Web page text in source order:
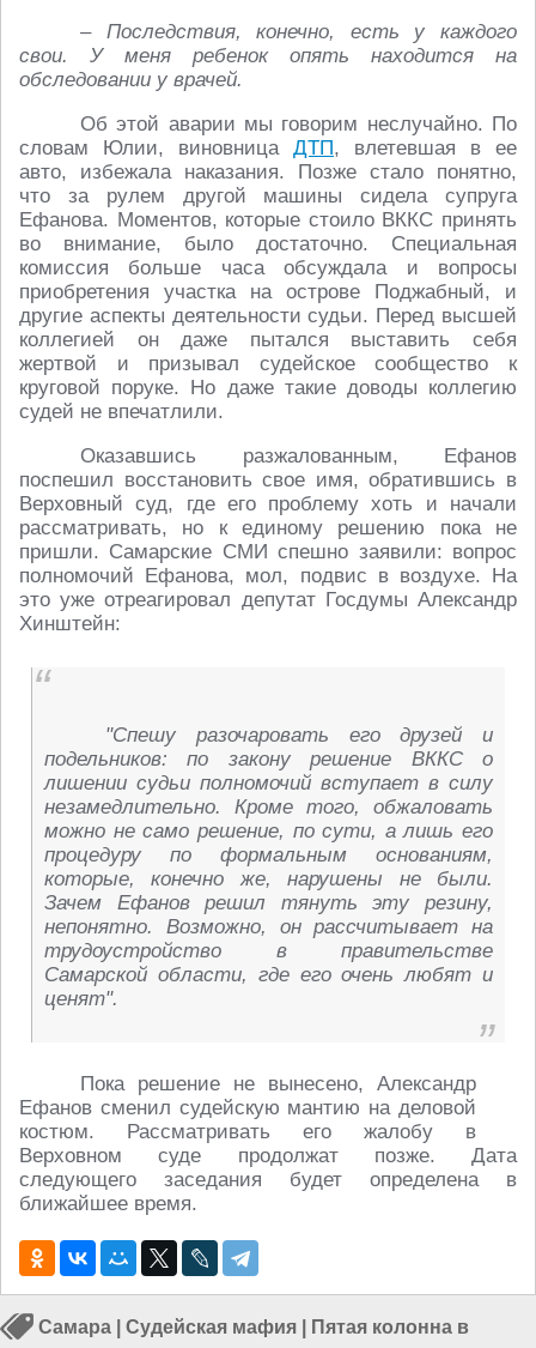
– Последствия, конечно, есть у каждого
свои. У меня ребенок опять находится на
обследовании у врачей.
Об этой аварии мы говорим неслучайно. По
словам Юлии, виновница ДТП, влетевшая в ее
авто, избежала наказания. Позже стало понятно,
что за рулем другой машины сидела супруга
Ефанова. Моментов, которые стоило ВККС принять
во внимание, было достаточно. Специальная
комиссия больше часа обсуждала и вопросы
приобретения участка на острове Поджабный, и
другие аспекты деятельности судьи. Перед высшей
коллегией он даже пытался выставить себя
жертвой и призывал судейское сообщество к
круговой поруке. Но даже такие доводы коллегию
судей не впечатлили.
Оказавшись разжалованным, Ефанов
поспешил восстановить свое имя, обратившись в
Верховный суд, где его проблему хоть и начали
рассматривать, но к единому решению пока не
пришли. Самарские СМИ спешно заявили: вопрос
полномочий Ефанова, мол, подвис в воздухе. На
это уже отреагировал депутат Госдумы Александр
Хинштейн:
"Спешу разочаровать его друзей и
подельников: по закону решение ВККС о
лишении судьи полномочий вступает в силу
незамедлительно. Кроме того, обжаловать
можно не само решение, по сути, а лишь его
процедуру по формальным основаниям,
которые, конечно же, нарушены не были.
Зачем Ефанов решил тянуть эту резину,
непонятно. Возможно, он рассчитывает на
трудоустройство в правительстве
Самарской области, где его очень любят и
ценят".
Пока решение не вынесено, Александр
Ефанов сменил судейскую мантию на деловой
костюм. Рассматривать его жалобу в
Верховном суде продолжат позже. Дата
следующего заседания будет определена в
ближайшее время.
Самара Судейская мафия
Пятая колонна в